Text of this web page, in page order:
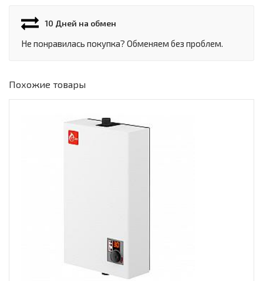
10 Дней на обмен
Не понравилась покупка? Обменяем без проблем.
Похожие товары